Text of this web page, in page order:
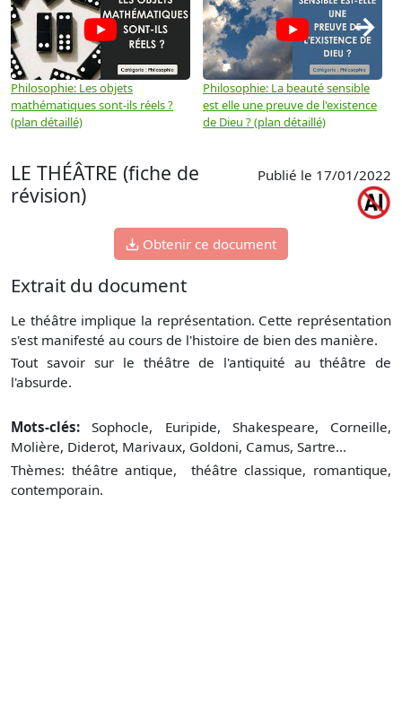
Philosophie: Les objets
mathématiques sont-ils réels ?
(plan détaillé)
Philosophie: La beauté sensible
est elle une preuve de l'existence
de Dieu ? (plan détaillé)
→
LE THÉÂTRE (fiche de
révision)
Publié le 17/01/2022
Obtenir ce document
Extrait du document
Le théâtre implique la représentation. Cette représentation
s'est manifesté au cours de l'histoire de bien des manière.
Tout savoir sur le théâtre de l'antiquité au théâtre de
l'absurde.
Mots-clés: Sophocle, Euripide, Shakespeare, Corneille,
Molière, Diderot, Marivaux, Goldoni, Camus, Sartre...
Thèmes: théâtre antique, théâtre classique, romantique,
contemporain.